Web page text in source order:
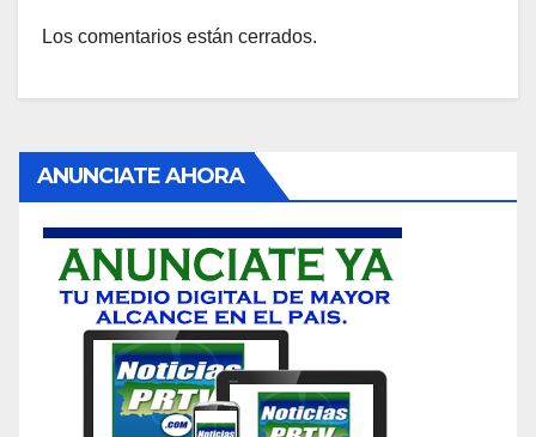
Los comentarios están cerrados.
ANUNCIATE AHORA